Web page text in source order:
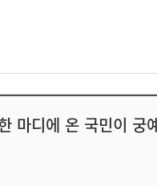
마디에 온 국민이 궁